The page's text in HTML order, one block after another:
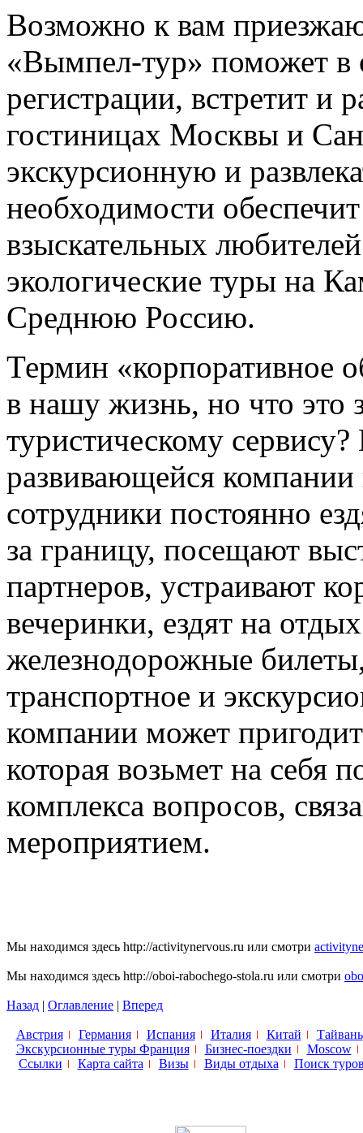
Возможно к вам
«Вымпел-тур» поможет
регистрации, встретит и
гостиницах Москвы и
экскурсионную и
необходимости
взыскательных
экологические туры на
Среднюю Россию.
Термин «корпоративное
в нашу жизнь, но что это
туристическому
развивающейся компании
сотрудники постоянно
за границу, посещают
партнеров, устраивают
вечеринки, ездят на
железнодорожные
транспортное и
компании может
которая возьмет на себя
комплекса вопросов,
мероприятием.
Мы находимся здесь http://activitynervous.ru или смотри
Мы находимся здесь http://oboi-rabochego-stola.ru или смотри
Назад | Оглавление | Вперед
Австрия Германия Испания Италия Китай
Тайвань
Экскурсионные туры Франция
Бизнес-поездки
Moscow
Ссылки
Карта сайта Визы Виды отдыха Поиск